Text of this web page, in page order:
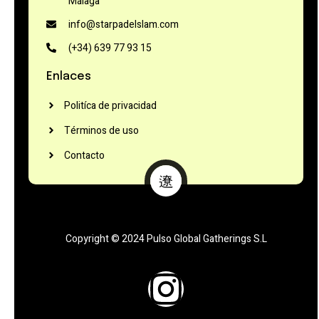
info@starpadelslam.com
(+34) 639 77 93 15
Enlaces
Politíca de privacidad
Términos de uso
Contacto
Copyright © 2024 Pulso Global Gatherings S.L